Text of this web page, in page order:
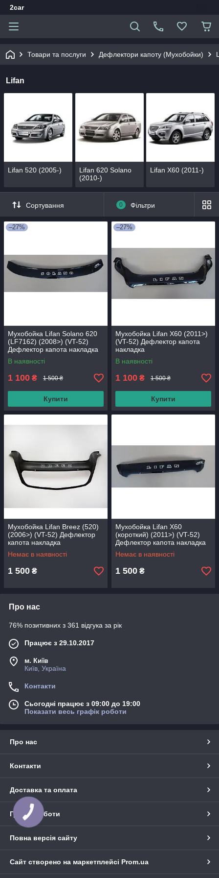
2car
Товари та послуги Дефлектори капоту (Мухобойки)
Lifan
Lifan 520 (2005-)
Lifan 620 Solano
(2010-)
Lifan X60 (2011-)
Сортування 0 Фільтри
–27%
Мухобойка Lifan Solano 620
(LF7162) (2008>) (VT-52)
Дефлектор капота накладка
В наявності
1 100 ₴ 1 500 ₴
Купити
–27%
Мухобойка Lifan X60 (2011>)
(VT-52) Дефлектор капота
накладка
В наявності
1 100 ₴ 1 500 ₴
Купити
Мухобойка Lifan Breez (520)
(2006>) (VT-52) Дефлектор
капота накладка
Немає в наявності
1 500 ₴
Мухобойка Lifan X60
(короткий) (2011>) (VT-52)
Дефлектор капота накладка
Немає в наявності
1 500 ₴
Про нас
76% позитивних з 361 відгука за рік
Працює з 29.10.2017
м. Київ
Київ, Україна
Контакти
Сьогодні працює з 09:00 до 19:00
Показати весь графік роботи
Про нас
Контакти
Доставка та оплата
Графік роботи
Повна версія сайту
Сайт створено на маркетплейсі Prom.ua
КНОПКА
ЗВ'ЯЗКУ